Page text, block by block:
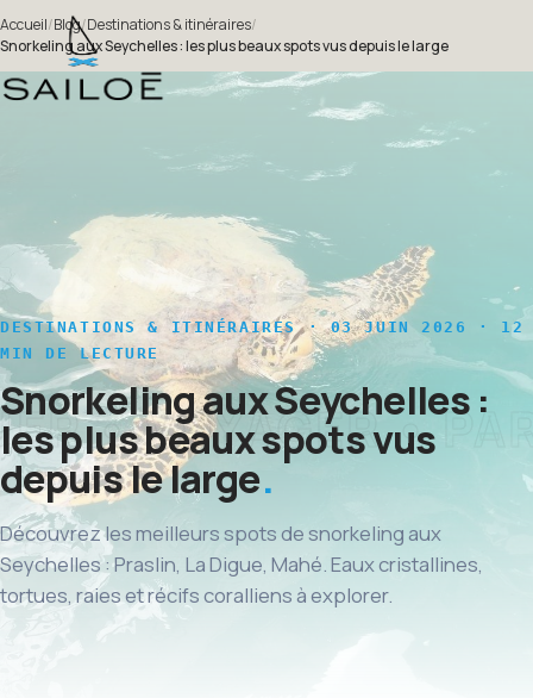
Accueil/Blog/Destinations & itinéraires/
Snorkeling aux Seychelles : les plus beaux spots vus depuis le large
DESTINATIONS & ITINÉRAIRES· 03 JUIN 2026 · 12
MIN DE LECTURE
Snorkeling aux Seychelles :
les plus beaux spots vus
depuis le large
Découvrez les meilleurs spots de snorkeling aux
Seychelles : Praslin, La Digue, Mahé. Eaux cristallines,
tortues, raies et récifs coralliens à explorer.